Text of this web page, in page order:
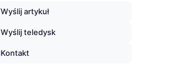
Wyślij artykuł
Wyślij teledysk
Kontakt